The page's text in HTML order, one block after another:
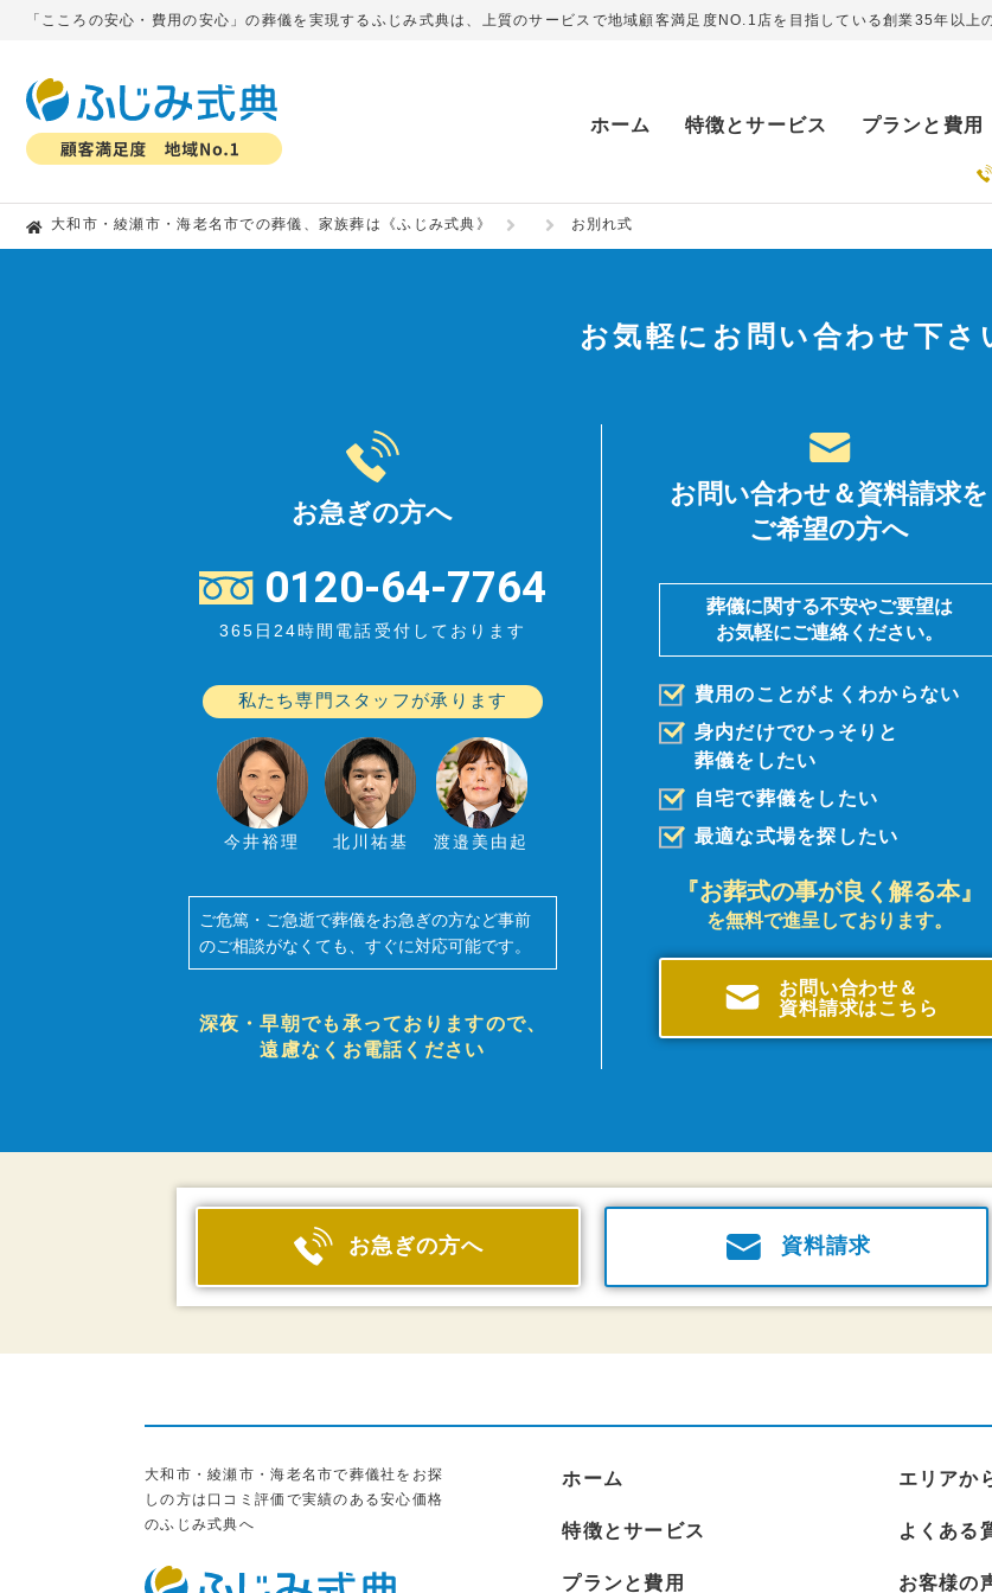
「こころの安心・費用の安心」の葬儀を実現するふじみ式典は、上質のサービスで地域顧客満足度NO.1店を目指している創業35年以上
ホーム 特徴とサービス プランと費用
大和市・綾瀬市・海老名市での葬儀、家族葬は《ふじみ式典》 お別れ式
お気軽にお問い合わせ下さ
お急ぎの方へ
0120-64-7764
365日24時間電話受付しております
私たち専門スタッフが承ります
今井裕理 北川祐基 渡邉美由起
ご危篤・ご急逝で葬儀をお急ぎの方など事前
のご相談がなくても、すぐに対応可能です。
深夜・早朝でも承っておりますので、
遠慮なくお電話ください
お問い合わせ＆資料請求を
ご希望の方へ
葬儀に関する不安やご要望は
お気軽にご連絡ください。
費用のことがよくわからない
身内だけでひっそりと
葬儀を したい
自宅で葬儀をしたい
最適な式場を探したい
『お葬式の事が良く解る本』
を無料で進呈しております。
お問い合わせ＆
資料請求はこちら
お急ぎの方へ 資料請求
大和市・綾瀬市・海老名市で葬儀社をお探
しの方は口コミ評価で実績のある安心価格
のふじみ式典へ
ホーム
特徴とサービス
プランと費用
エリアか
よくある
お客様の